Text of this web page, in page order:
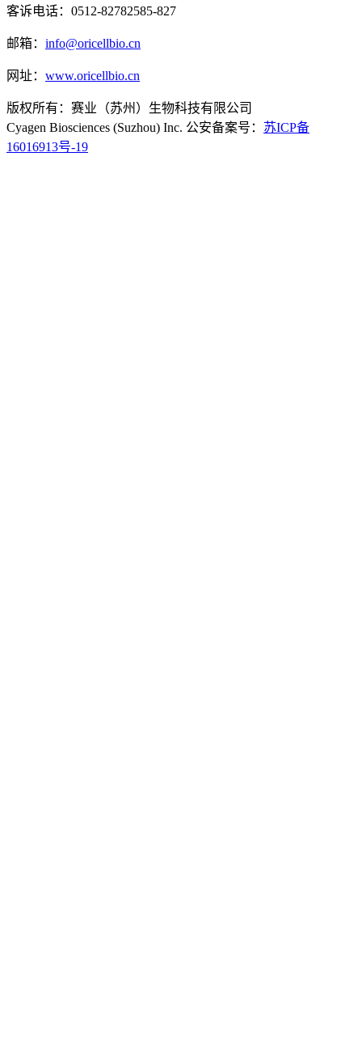
客诉电话：0512-82782585-827
邮箱： info@oricellbio.cn
网址： www.oricellbio.cn
版权所有：赛业（苏州）生物科技有限公司
Cyagen Biosciences (Suzhou) Inc. 公安备案号： 苏ICP备
16016913号-19